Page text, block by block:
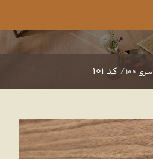
سری 100 کد 101